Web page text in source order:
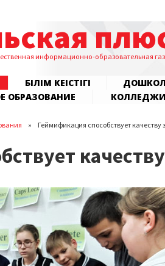
информационно-образовательная
БІЛІМ КЕҢІСТІГІ
ОБРАЗОВАНИЕ
Геймификация способствует качеству